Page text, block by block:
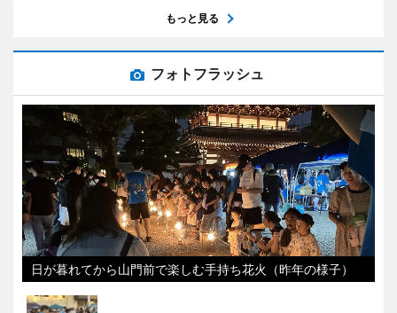
もっと見る
フォトフラッシュ
日が暮れてから山門前で楽しむ手持ち花火（昨年の様子）